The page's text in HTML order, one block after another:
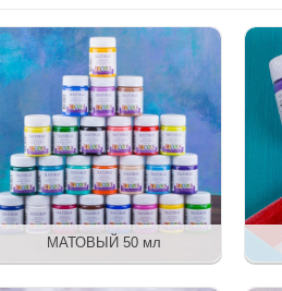
МАТОВЫЙ 50 мл